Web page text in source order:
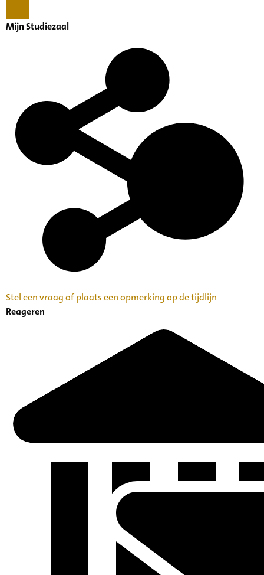
Mijn Studiezaal
Stel een vraag of plaats een opmerking op de tijdlijn
Reageren